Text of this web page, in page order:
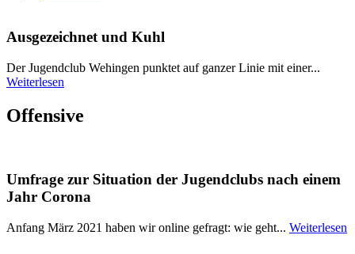
Ausgezeichnet und Kuhl
Der Jugendclub Wehingen punktet auf ganzer Linie mit einer...
Weiterlesen
Offensive
Umfrage zur Situation der Jugendclubs nach einem
Jahr Corona
Anfang März 2021 haben wir online gefragt: wie geht... Weiterlesen